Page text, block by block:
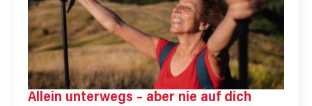
Allein unterwegs – aber nie auf dich